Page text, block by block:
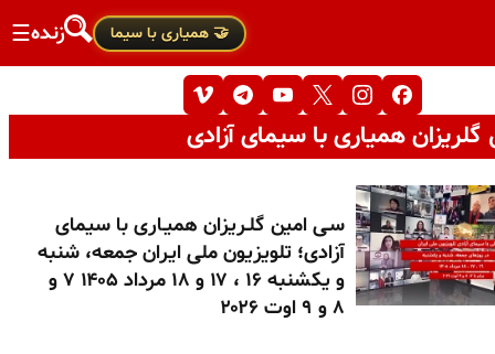
🤝 همیاری با سیما زنده☰
همیاری با سیمای آزادی
سـی امین گلـریزان همیـاری با سیمای
آزادی؛ تلویزیون ملی ایران جمعه، شنبه
و یکشنبه ۱۶ ، ۱۷ و ۱۸ مرداد ۱۴۰۵ ۷ و
۸ و ۹ اوت ۲۰۲۶